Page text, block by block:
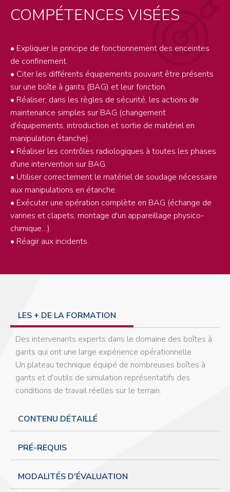
COMPÉTENCES VISÉES
• Expliquer le principe de fonctionnement des enceintes
de confinement.
• Citer les différents équipements pouvant être présents
sur une boîte à gants (BAG) et leur fonction.
• Réaliser, dans les règles de sécurité, les actions de
maintenance simples sur BAG (changement
d'équipements, introduction et sortie de matériel en
manipulation étanche).
• Réaliser les contrôles radiologiques à toutes les phases
d'une intervention sur BAG.
• Utiliser correctement le matériel de soudage nécessaire
aux manipulations en étanche.
• Exécuter une opération complète en BAG (échange de
vannes et clapets, montage d'un appareillage physico-
chimique…).
• Réagir aux incidents.
LES + DE LA FORMATION
Des intervenants experts dans le domaine des boîtes à
gants qui ont une large expérience opérationnelle.
Un plateau technique équipé de nombreuses boîtes à
gants et d'outils de simulation représentatifs des
conditions de travail réelles sur le terrain.
CONTENU DÉTAILLÉ
PRÉ-REQUIS
MODALITÉS D'ÉVALUATION